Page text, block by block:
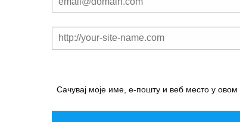
Сачувај моје име, е-пошту и веб место у